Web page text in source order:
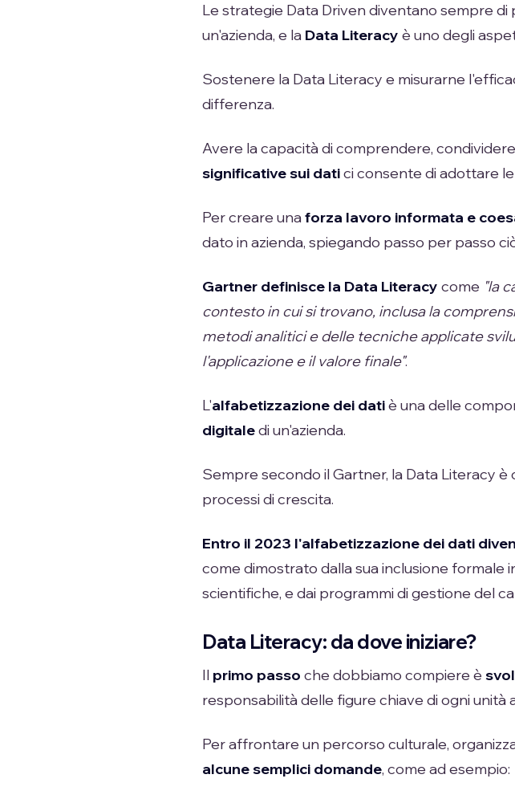
Le strategie Data Driven diventano sempre
un'azienda, e la Data Literacy è uno degli
Sostenere la Data Literacy e misurarne
differenza.
Avere la capacità di comprendere,
significative sui datici consente di adottare
Per creare unaforza lavoro informata e
dato in azienda, spiegando passo per passo
Gartner definisce la Data Literacy come "la
contesto in cui si trovano, inclusa la
metodi analitici e delle tecniche applicate
l'applicazione e il valore finale".
L'alfabetizzazione dei datiè una delle
digitaledi un'azienda.
Sempre secondo il Gartner, la Data Literacy
processi di crescita.
Entro il 2023 l'alfabetizzazione dei dati
come dimostrato dalla sua inclusione formale
scientifiche, e dai programmi di gestione del
Data Literacy: da dove iniziare?
Il primo passo che dobbiamo compiere è
responsabilità delle figure chiave di ogni unità
Per affrontare un percorso culturale,
alcune semplici domande, come ad esempio: